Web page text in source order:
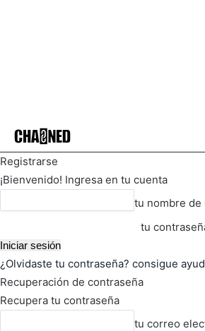
Registrarse
¡Bienvenido! Ingresa en tu cuenta
tu nombre de
tu
¿Olvidaste tu contraseña? consigue
Recuperación de contraseña
Recupera tu contraseña
tu correo